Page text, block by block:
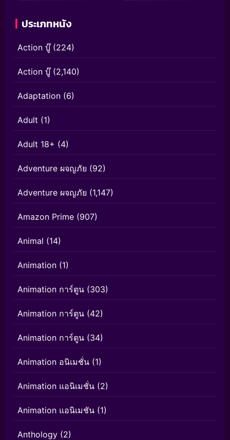
ประเภทหนัง
Action บู๊(224)
Action บู๊(2,140)
Adaptation (6)
Adult (1)
Adult 18+ (4)
Adventure ผจญภัย (92)
Adventure ผจญภัย (1,147)
Amazon Prime (907)
Animal (14)
Animation (1)
Animation การ์ตูน (303)
Animation การ์ตูน (42)
Animation การ์ตูน (34)
Animation อนิเมชั่น (1)
Animation แอนิเมชั่น (2)
Animation แอนิเมชัน (1)
Anthology (2)